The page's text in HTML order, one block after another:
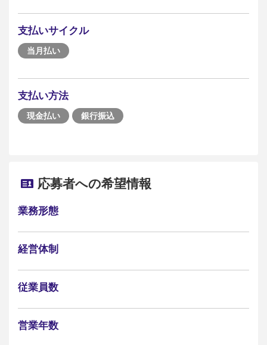
支払いサイクル
当月払い
支払い方法
現金払い 銀行振込
応募者への希望情報
業務形態
経営体制
従業員数
営業年数